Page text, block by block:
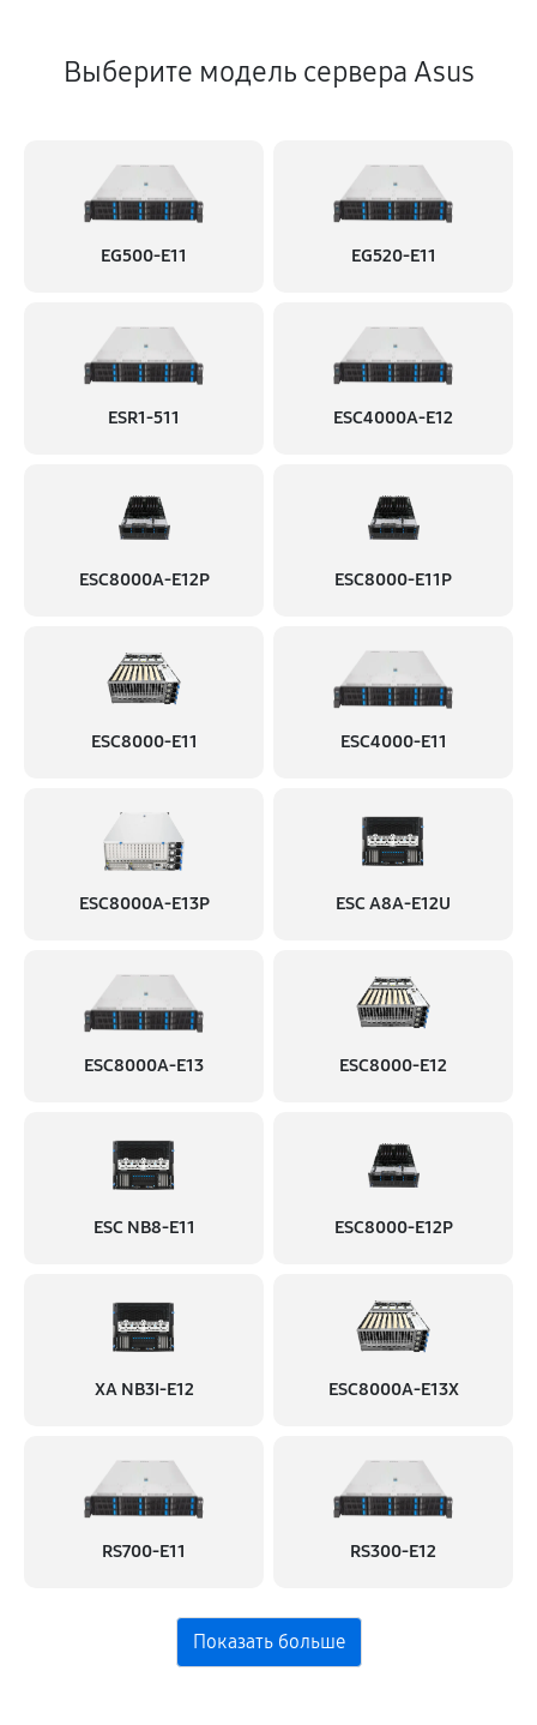
Выберите модель сервера Asus
EG500-E11 EG520-E11
ESR1-511 ESC4000A-E12
ESC8000A-E12P ESC8000-E11P
ESC8000-E11 ESC4000-E11
ESC8000A-E13P ESC A8A-E12U
ESC8000A-E13 ESC8000-E12
ESC NB8-E11 ESC8000-E12P
XA NB3I-E12 ESC8000A-E13X
RS700-E11 RS300-E12